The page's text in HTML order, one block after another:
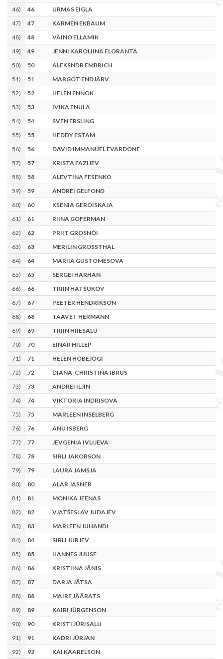
46) 46
URMAS EIGLA
47) 47
KARMEN EKBAUM
48) 48
VÄINO ELLAMIK
49) 49
JENNI KAROLIINA ELORANTA
50) 50
ALEKSNDR EMBRICH
51) 51
MARGOT ENDJÄRV
52) 52
HELEN ENNOK
53) 53
IVIKA ENULA
54) 54
SVEN ERSLING
55) 55
HEDDY ESTAM
56) 56
DAVID IMMANUEL EVARDONE
57) 57
KRISTA FAZIJEV
58) 58
ALEVTINA FESENKO
59) 59
ANDREI GELFOND
60) 60
KSENIA GEROISKAJA
61) 61
RIINA GOFERMAN
62) 62
PRIIT GROSNÕI
63) 63
MERILIN GROSSTHAL
64) 64
MARIIA GUSTOMESOVA
65) 65
SERGEI HARHAN
66) 66
TRIIN HATSUKOV
67) 67
PEETER HENDRIKSON
68) 68
TAAVET HERMANN
69) 69
TRIIN HIIESALU
70) 70
EINAR HILLEP
71) 71
HELEN HÕBEJÕGI
72) 72
DIANA-CHRISTINA IBRUS
73) 73
ANDREI ILJIN
74) 74
VIKTORIA INDRISOVA
75) 75
MARLEEN INSELBERG
76) 76
ANU ISBERG
77) 77
JEVGENIA IVLIJEVA
78) 78
SIRLI JAKOBSON
79) 79
LAURA JAMSJA
80) 80
ALAR JASNER
81) 81
MONIKA JEENAS
82) 82
VJATŠESLAV JUDAJEV
83) 83
MARLEEN JUHANDI
84) 84
SIRLI JURJEV
85) 85
HANNES JUUSE
86) 86
KRISTIINA JÄNIS
87) 87
DARJA JÄTSA
88) 88
MAIRE JÄÄRATS
89) 89
KAIRI JÜRGENSON
90) 90
KRISTI JÜRISALU
91) 91
KADRI JÜRJAN
92) 92 KAI KAARELSON